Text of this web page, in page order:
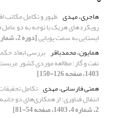
هاجری، مهدی ظهور و تکامل مکاتب
رویکردهای هریک با توجه به دو عامل
ایستایی به سمت پویایی[دوره 2، شماره 2، 1403، صفحه 98-116]
همایون، محمدباقر بررسی ابعاد
نفت و گاز؛ مطالعه موردی کشور
1403، صفحه 126-150]
همتی فارسانی، مهدی تکامل
انتقال فناوری: از همکاری‌های دو
2، شماره 4، 1403، صفحه 54-81]